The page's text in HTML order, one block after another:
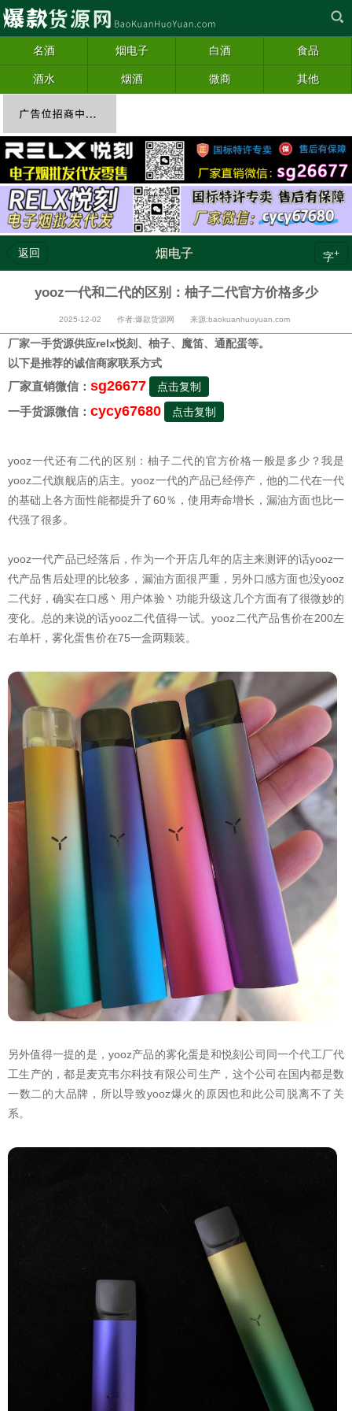
名酒 烟电子 白酒 食品
酒水 烟酒 微商 其他
返回 烟电子 字+
yooz一代和二代的区别：柚子二代官方价格多少
2025-12-02 作者:爆款货源网 来源:baokuanhuoyuan.com
厂家一手货源供应relx悦刻、柚子、魔笛、通配蛋等。
以下是推荐的诚信商家联系方式
厂家直销微信： sg26677 点击复制
一手货源微信： cycy67680 点击复制
yooz一代还有二代的区别：柚子二代的官方价格一般是多少？我是
yooz二代旗舰店的店主。yooz一代的产品已经停产，他的二代在一代
的基础上各方面性能都提升了60％，使用寿命增长，漏油方面也比一
代强了很多。
yooz一代产品已经落后，作为一个开店几年的店主来测评的话yooz一
代产品售后处理的比较多，漏油方面很严重，另外口感方面也没yooz
二代好，确实在口感丶用户体验丶功能升级这几个方面有了很微妙的
变化。总的来说的话yooz二代值得一试。yooz二代产品售价在200左
右单杆，雾化蛋售价在75一盒两颗装。
另外值得一提的是，yooz产品的雾化蛋是和悦刻公司同一个代工厂代
工生产的，都是麦克韦尔科技有限公司生产，这个公司在国内都是数
一数二的大品牌，所以导致yooz爆火的原因也和此公司脱离不了关
系。